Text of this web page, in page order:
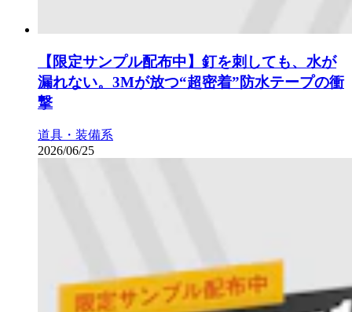
【限定サンプル配布中】釘を刺しても、水が
漏れない。3Mが放つ“超密着”防水テープの衝
撃
道具・装備系
2026/06/25